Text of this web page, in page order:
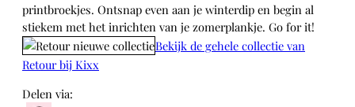
printbroekjes. Ontsnap even aan je winterdip en begin al
stiekem met het inrichten van je zomerplankje. Go for it!
Bekijk de gehele collectie van
Retour bij Kixx
Delen via: